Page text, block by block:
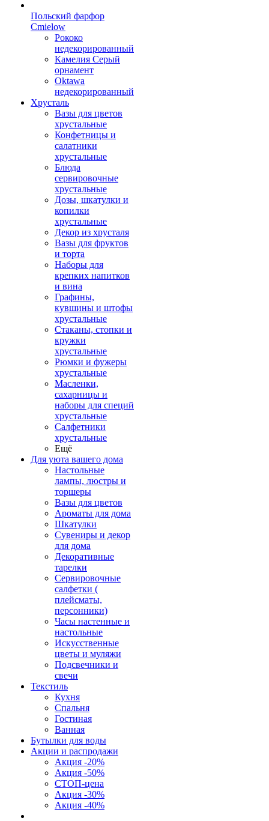
Польский фарфор
Сmielow
Рококо
недекорированный
Камелия Серый
орнамент
Oktawa
недекорированный
Хрусталь
Вазы для цветов
хрустальные
Конфетницы и
салатники
хрустальные
Блюда
сервировочные
хрустальные
Дозы, шкатулки и
копилки
хрустальные
Декор из хрусталя
Вазы для фруктов
и торта
Наборы для
крепких напитков
и вина
Графины,
кувшины и штофы
хрустальные
Стаканы, стопки и
кружки
хрустальные
Рюмки и фужеры
хрустальные
Масленки,
сахарницы и
наборы для специй
хрустальные
Салфетники
хрустальные
Ещё
Для уюта вашего дома
Настольные
лампы, люстры и
торшеры
Вазы для цветов
Ароматы для дома
Шкатулки
Сувениры и декор
для дома
Декоративные
тарелки
Сервировочные
салфетки (
плейсматы,
персонники)
Часы настенные и
настольные
Искусственные
цветы и муляжи
Подсвечники и
свечи
Текстиль
Кухня
Спальня
Гостиная
Ванная
Бутылки для воды
Акции и распродажи
Акция -20%
Акция -50%
СТОП-цена
Акция -30%
Акция -40%